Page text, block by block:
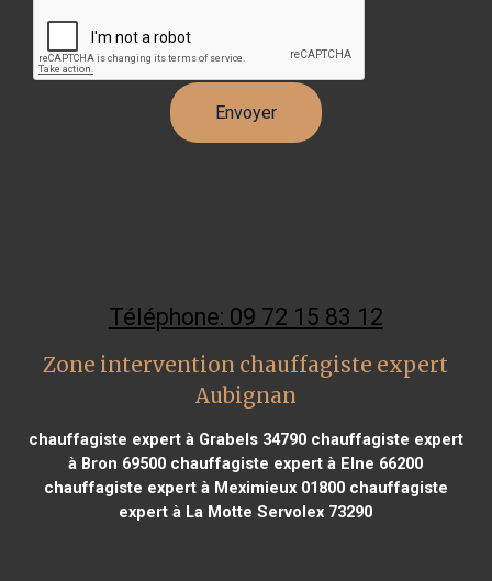
Téléphone: 09 72 15 83 12
Zone intervention chauffagiste expert
Aubignan
chauffagiste expert à Grabels 34790chauffagiste expert
à Bron 69500 chauffagiste expert à Elne 66200
chauffagiste expert à Meximieux 01800chauffagiste
expert à La Motte Servolex 73290